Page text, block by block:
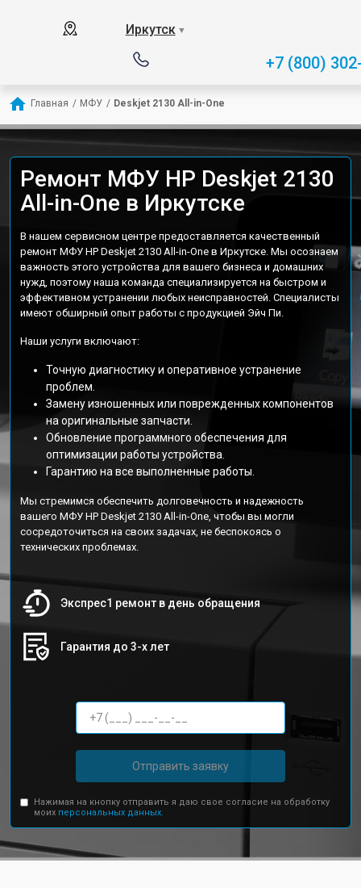
Иркутск ▼
+7 (800)
Главная / МФУ / Deskjet 2130 All-in-One
Ремонт МФУ HP Deskjet 2130
All-in-One в Иркутске
В нашем сервисном центре предоставляется качественный
ремонт МФУ HP Deskjet 2130 All-in-One в Иркутске. Мы осознаем
важность этого устройства для вашего бизнеса и домашних
нужд, поэтому наша команда специализируется на быстром и
эффективном устранении любых неисправностей. Специалисты
имеют обширный опыт работы с продукцией Эйч Пи.
Наши услуги включают:
Точную диагностику и оперативное устранение
проблем.
Замену изношенных или поврежденных компонентов
на оригинальные запчасти.
Обновление программного обеспечения для
оптимизации работы устройства.
Гарантию на все выполненные работы.
Мы стремимся обеспечить долговечность и надежность
вашего МФУ HP Deskjet 2130 All-in-One, чтобы вы могли
сосредоточиться на своих задачах, не беспокоясь о
технических проблемах.
Экспрес1 ремонт в день обращения
Гарантия до 3-х лет
Отправить заявку
Нажимая на кнопку отправить я даю свое согласие на обработку
моих персональных данных.